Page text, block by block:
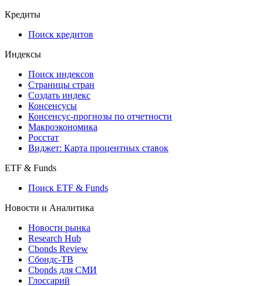
Кредиты
Поиск кредитов
Индексы
Поиск индексов
Страницы стран
Создать индекс
Консенсусы
Консенсус-прогнозы по отчетности
Макроэкономика
Росстат
Виджет: Карта процентных ставок
ETF & Funds
Поиск ETF & Funds
Новости и Аналитика
Новости рынка
Research Hub
Cbonds Review
Сбондс-ТВ
Cbonds для СМИ
Глоссарий